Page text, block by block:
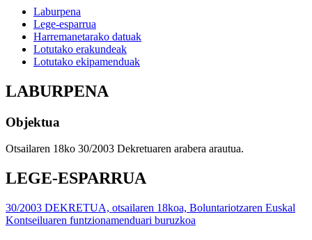
Laburpena
Lege-esparrua
Harremanetarako datuak
Lotutako erakundeak
Lotutako ekipamenduak
LABURPENA
Objektua
Otsailaren 18ko 30/2003 Dekretuaren arabera arautua.
LEGE-ESPARRUA
30/2003 DEKRETUA, otsailaren 18koa, Boluntariotzaren Euskal
Kontseiluaren funtzionamenduari buruzkoa